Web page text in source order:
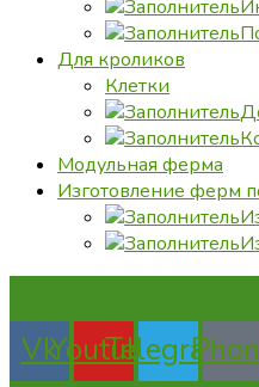
Для кроликов
Клетки
Модульная ферма
Изготовление ферм
VkYoutubeTelegram